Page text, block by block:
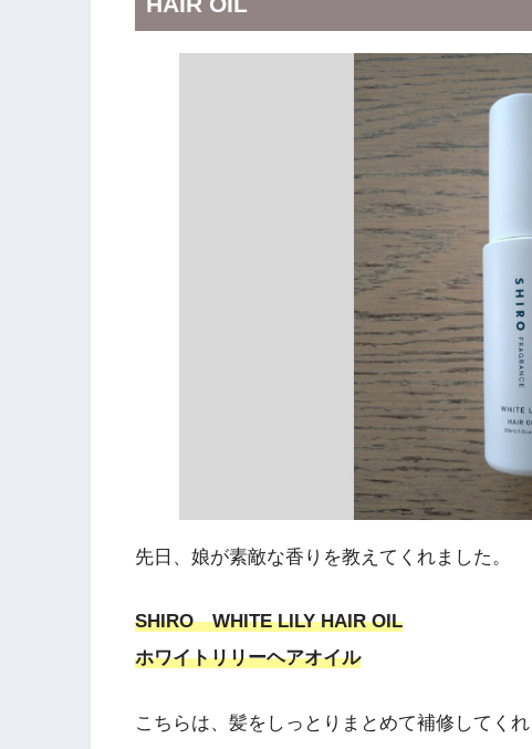
先日、娘が素敵な香りを教えてくれました。
SHIRO WHITE LILY HAIR OIL
ホワイトリリーヘアオイル
こちらは、髪をしっとりまとめて補修してくれ